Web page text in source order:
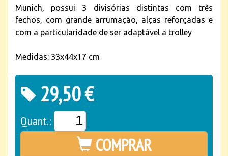
Munich, possui 3 divisórias distintas com três
fechos, com grande arrumação, alças reforçadas e
com a particularidade de ser adaptável a trolley
Medidas: 33x44x17 cm
29,50 €
Quant.:
COMPRAR